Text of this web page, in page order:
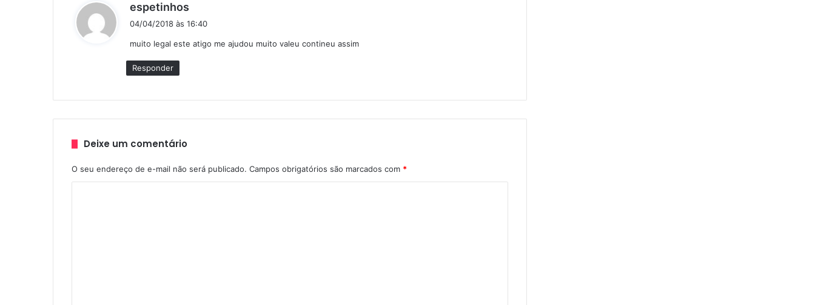
espetinhos
s
04/04/2018 às 16:40
muito legal este atigo me ajudou muito valeu contineu assim
Responder
Deixe um comentário
O seu endereço de e-mail não será publicado. Campos obrigatórios são marcados com *